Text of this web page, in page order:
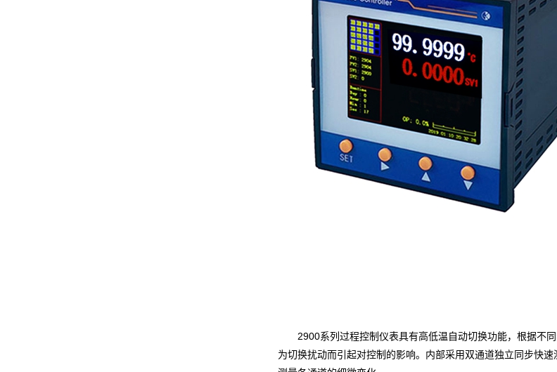
2900系列过程控制仪表具有高低温自动切换功能，根据不
为切换扰动而引起对控制的影响。内部采用双通道独立同步快